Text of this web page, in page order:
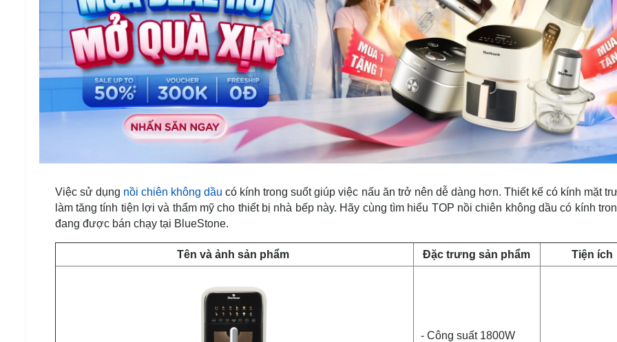
Việc sử dụng nồi chiên không dầu có kính trong suốt giúp việc nấu ăn trở nên dễ dàng hơn. Thiết kế có kính mặt
làm tăng tính tiện lợi và thẩm mỹ cho thiết bị nhà bếp này. Hãy cùng tìm hiểu TOP nồi chiên không dầu có kính
đang được bán chạy tại BlueStone.
Tên và ảnh sản phẩm Đặc trưng sản phẩm Tiện ích
- Công suất 1800W